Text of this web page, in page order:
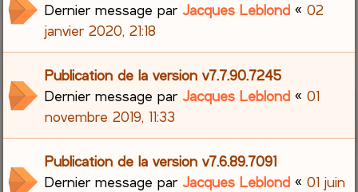
Dernier message parJacques Leblond «02
janvier 2020, 21:18
Publication de la version v7.7.90.7245
Dernier message parJacques Leblond «01
novembre 2019, 11:33
Publication de la version v7.6.89.7091
Dernier message parJacques Leblond «01 juin